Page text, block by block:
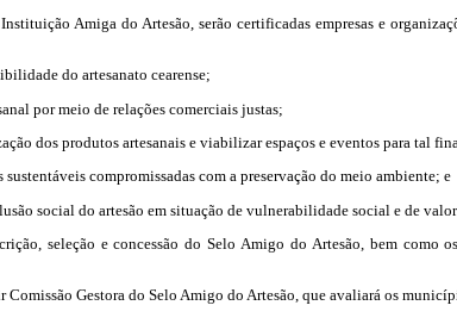
Amiga do Artesão, serão certificadas empresas e
do artesanato cearense;
por meio de relações comerciais justas;
dos produtos artesanais e viabilizar espaços e eventos para tal
compromissadas com a preservação do meio ambiente; e
social do artesão em situação de vulnerabilidade social e de
seleção e concessão do Selo Amigo do Artesão, bem
Gestora do Selo Amigo do Artesão, que avaliará os